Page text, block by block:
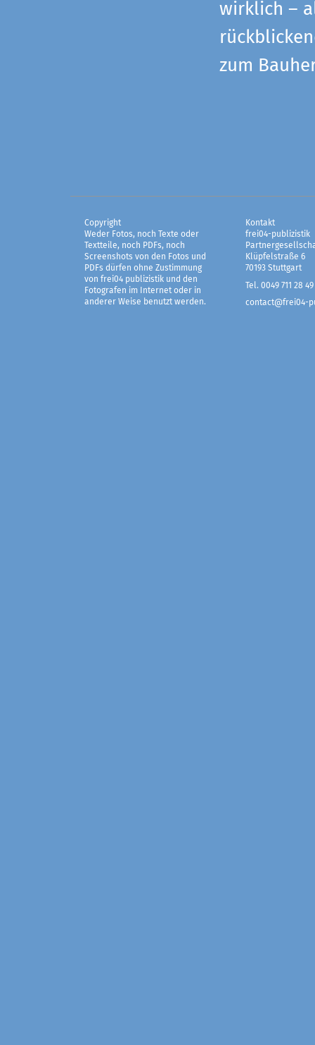
wirklich –
zum
Copyright
Weder Fotos, noch Texte oder
Textteile, noch PDFs, noch
Screenshots von den Fotos und
PDFs dürfen ohne Zustimmung
von frei04 publizistik und den
Fotografen im Internet oder in
anderer Weise benutzt werden.
Kontakt
frei04-publizistik
Klüpfelstraße 6
70193 Stuttgart
Tel. 0049 711 28 49
contact@frei04-